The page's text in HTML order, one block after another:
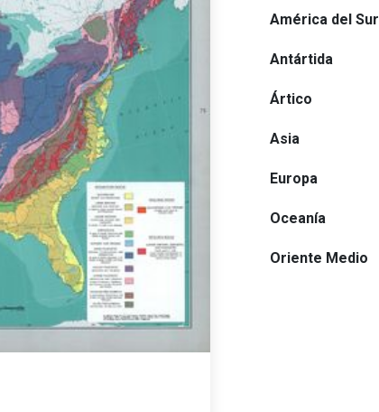
América del Sur
Antártida
Ártico
Asia
Europa
Oceanía
Oriente Medio